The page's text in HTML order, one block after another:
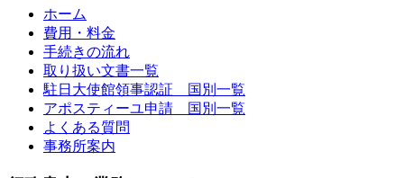
ホーム
費用・料金
手続きの流れ
取り扱い文書一覧
駐日大使館領事認証 国別一覧
アポスティーユ申請 国別一覧
よくある質問
事務所案内